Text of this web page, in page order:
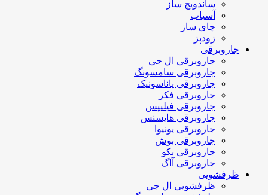
ساندویچ ساز
آسیاب
چای ساز
زودپز
جاروبرقی
جاروبرقی ال جی
جاروبرقی سامسونگ
جاروبرقی پاناسونیک
جاروبرقی فکر
جاروبرقی فیلیپس
جاروبرقی هایسنس
جاروبرقی یونیوا
جاروبرقی بوش
جاروبرقی بکو
جاروبرقی آاگ
ظرفشویی
ظرفشویی ال جی